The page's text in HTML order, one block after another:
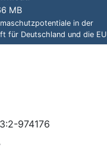
MB
in der
für Deutschland und die EU
974176